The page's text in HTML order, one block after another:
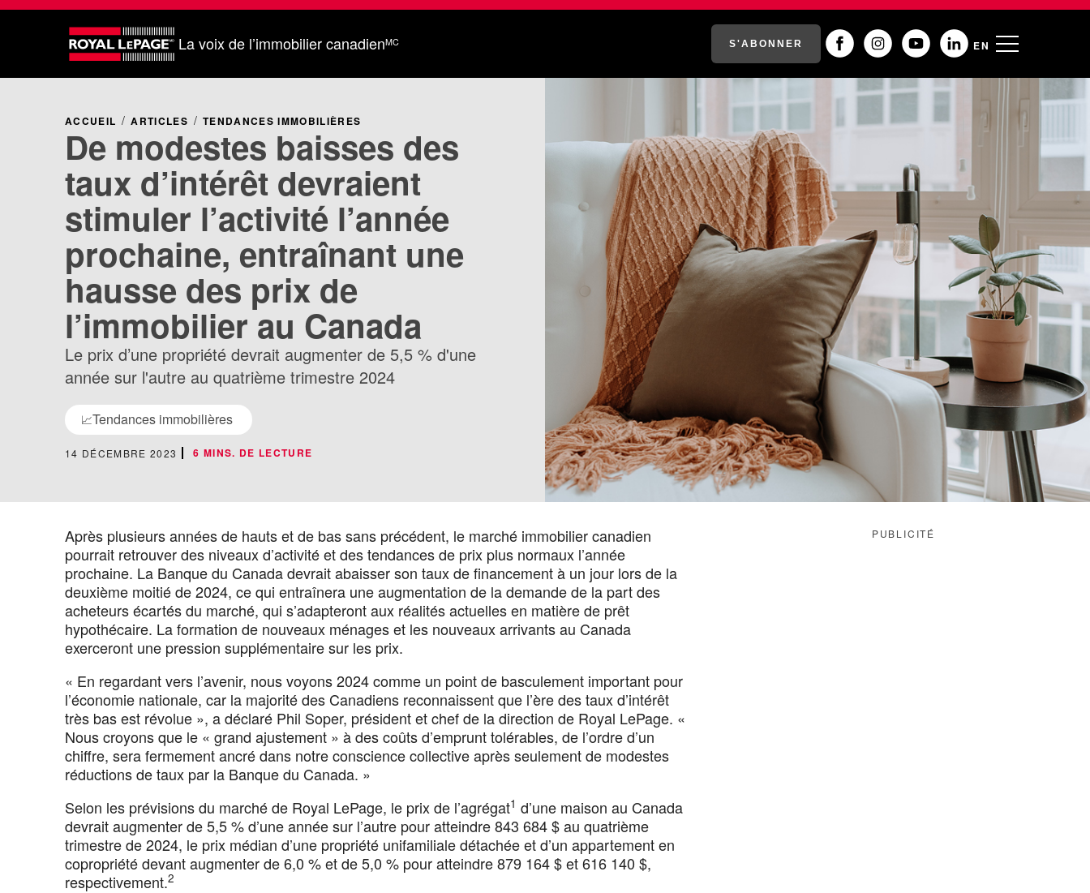
La voix de l’immobilier canadienMC S'ABONNER EN
ACCUEIL ARTICLES TENDANCES IMMOBILIÈRES
De modestes baisses des
taux d’intérêt devraient
stimuler l’activité l’année
prochaine, entraînant une
hausse des prix de
l’immobilier au Canada
Le prix d’une propriété devrait augmenter de 5,5 % d'une
année sur l'autre au quatrième trimestre 2024
📈Tendances immobilières
14 DÉCEMBRE 2023 6 MINS. DE LECTURE
Après plusieurs années de hauts et de bas sans précédent, le marché immobilier canadien
pourrait retrouver des niveaux d’activité et des tendances de prix plus normaux l’année
prochaine. La Banque du Canada devrait abaisser son taux de financement à un jour lors de la
deuxième moitié de 2024, ce qui entraînera une augmentation de la demande de la part des
acheteurs écartés du marché, qui s’adapteront aux réalités actuelles en matière de prêt
hypothécaire. La formation de nouveaux ménages et les nouveaux arrivants au Canada
exerceront une pression supplémentaire sur les prix.
« En regardant vers l’avenir, nous voyons 2024 comme un point de basculement important pour
l’économie nationale, car la majorité des Canadiens reconnaissent que l’ère des taux d’intérêt
très bas est révolue », a déclaré Phil Soper, président et chef de la direction de Royal LePage. «
Nous croyons que le « grand ajustement » à des coûts d’emprunt tolérables, de l’ordre d’un
chiffre, sera fermement ancré dans notre conscience collective après seulement de modestes
réductions de taux par la Banque du Canada. »
Selon les prévisions du marché de Royal LePage, le prix de l’agrégat1 d’une maison au Canada
devrait augmenter de 5,5 % d’une année sur l’autre pour atteindre 843 684 $ au quatrième
trimestre de 2024, le prix médian d’une propriété unifamiliale détachée et d’un appartement en
copropriété devant augmenter de 6,0 % et de 5,0 % pour atteindre 879 164 $ et 616 140 $,
respectivement.2
PUBLICITÉ